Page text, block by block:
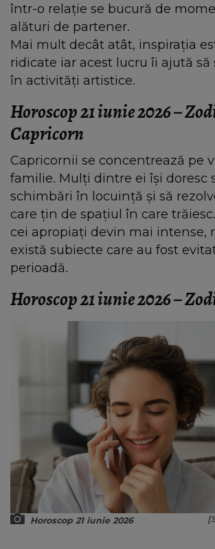
într-o relație se bucură de
alături de partener.
Mai mult decât atât, inspirația
ridicate iar acest lucru îi ajută să
în activități artistice.
Horoscop 21 iunie 2026 –
Capricorn
Capricornii se concentrează pe
familie. Mulți dintre ei își doresc
schimbări în locuință și să
care țin de spațiul în care
cei apropiați devin mai intense,
există subiecte care au fost
perioadă.
Horoscop 21 iunie 2026 –
Horoscop 21 iunie 2026